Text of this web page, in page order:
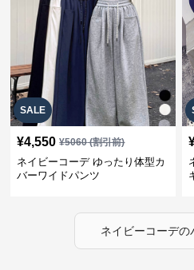
SALE
¥4,550 ¥5060(割引前)
ネイビーコーデ ゆったり体型カ
バーワイドパンツ
ネイビーコーデの